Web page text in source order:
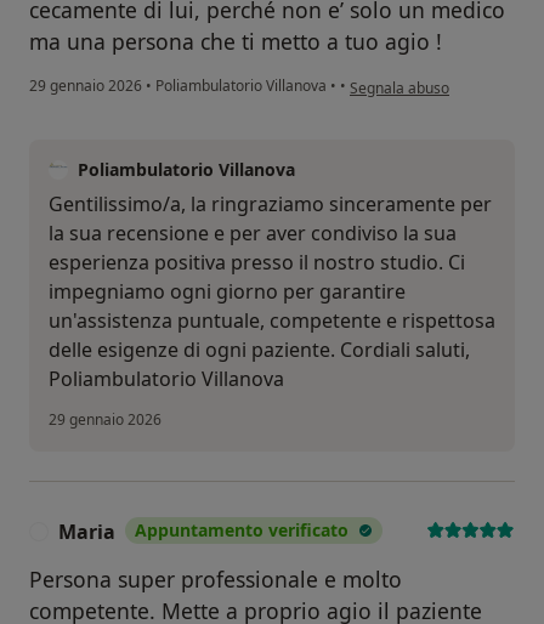
cecamente di lui, perché non e’ solo un medico
ma una persona che ti metto a tuo agio !
29 gennaio 2026 • Poliambulatorio Villanova • • secondo l'opinione
Segnala abuso
Poliambulatorio Villanova
Gentilissimo/a, la ringraziamo sinceramente per
la sua recensione e per aver condiviso la sua
esperienza positiva presso il nostro studio. Ci
impegniamo ogni giorno per garantire
un'assistenza puntuale, competente e rispettosa
delle esigenze di ogni paziente. Cordiali saluti,
Poliambulatorio Villanova
29 gennaio 2026
Maria Appuntamento verificato
Persona super professionale e molto
competente. Mette a proprio agio il paziente